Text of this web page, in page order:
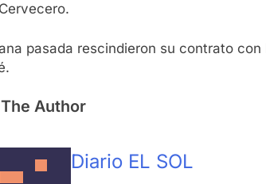
pasada rescindieron su contrato
Author
Diario EL SOL